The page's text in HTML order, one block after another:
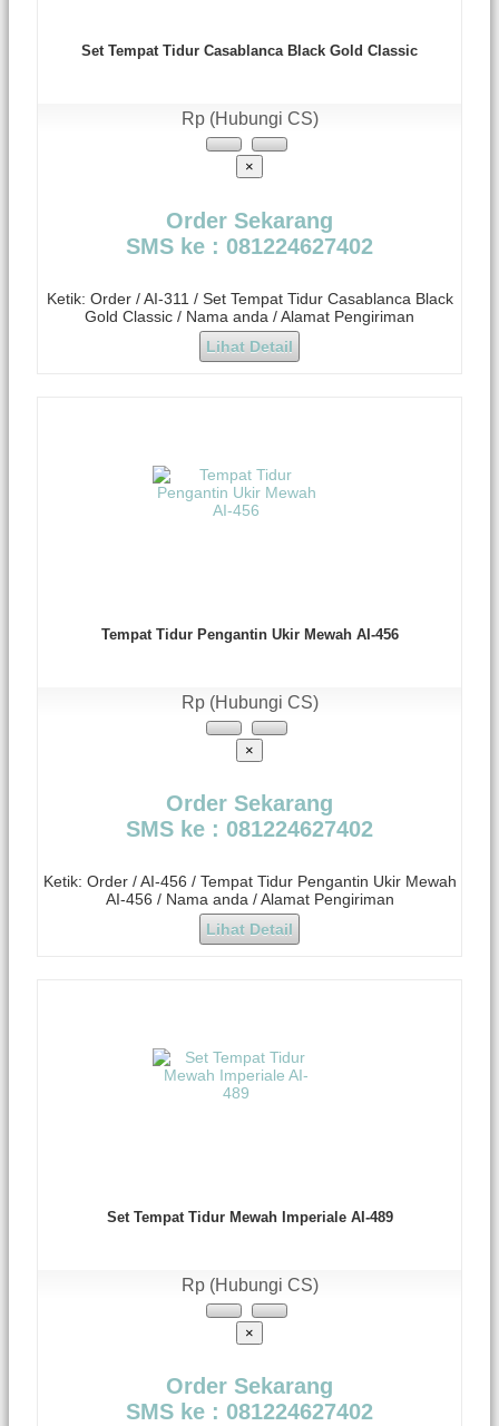
Set Tempat Tidur Casablanca Black Gold Classic
Rp (Hubungi CS)
×
Order Sekarang
SMS ke : 081224627402
Ketik: Order / AI-311 / Set Tempat Tidur Casablanca Black
Gold Classic / Nama anda / Alamat Pengiriman
Lihat Detail
Tempat Tidur Pengantin Ukir Mewah AI-456
Rp (Hubungi CS)
×
Order Sekarang
SMS ke : 081224627402
Ketik: Order / AI-456 / Tempat Tidur Pengantin Ukir Mewah
AI-456 / Nama anda / Alamat Pengiriman
Lihat Detail
Set Tempat Tidur Mewah Imperiale AI-489
Rp (Hubungi CS)
×
Order Sekarang
SMS ke : 081224627402